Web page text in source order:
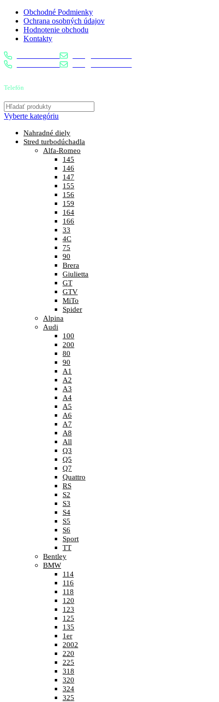
Obchodné Podmienky
Ochrana osobných údajov
Hodnotenie obchodu
Kontakty
0904 400 399
0904 400 399
Telefón
Vyberte kategóriu
Nahradné diely
Stred turbodúchadla
Alfa-Romeo
145
146
147
155
156
159
164
166
33
4C
75
90
Brera
Giulietta
GT
GTV
MiTo
Spider
Alpina
Audi
100
200
80
90
A1
A2
A3
A4
A5
A6
A7
A8
All
Q3
Q5
Q7
Quattro
RS
S2
S3
S4
S5
S6
Sport
TT
Bentley
BMW
114
116
118
120
123
125
135
1er
2002
220
225
318
320
324
325